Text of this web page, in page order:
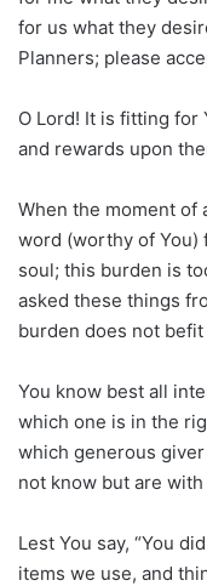
for us what they
Planners; please
O Lord! It is fitting for
and rewards upon
When the moment of
word (worthy of You)
soul; this burden is
asked these things
burden does not befit
You know best all
which one is in the
which generous
not know but are with
Lest You say, “You
items we use, and